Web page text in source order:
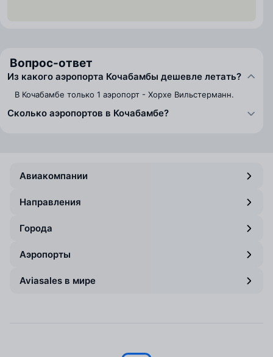
Вопрос-ответ
Из какого аэропорта Кочабамбы дешевле летать?
В Кочабамбе только 1 аэропорт - Хорхе Вильстерманн.
Сколько аэропортов в Кочабамбе?
Авиакомпании
Направления
Города
Аэропорты
Aviasales в мире